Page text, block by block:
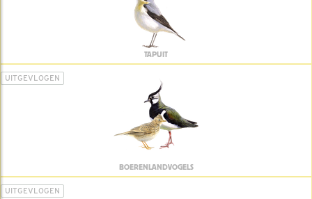
TAPUIT
UITGEVLOGEN
BOERENLANDVOGELS
UITGEVLOGEN